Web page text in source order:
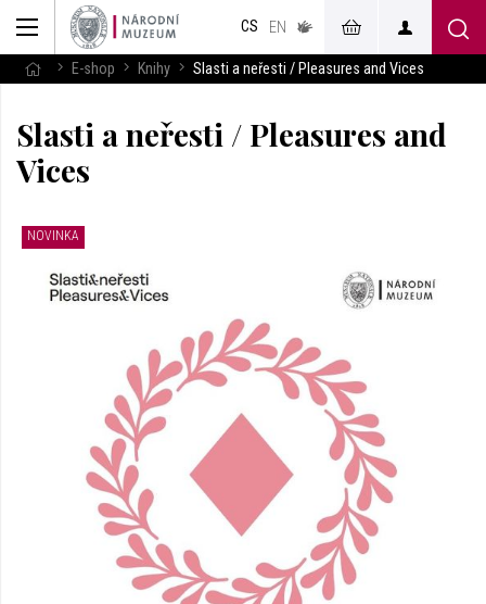
CS EN
v českém
jazyce
E-shop Knihy Slasti a neřesti / Pleasures and Vices
Slasti a neřesti / Pleasures and
Vices
NOVINKA